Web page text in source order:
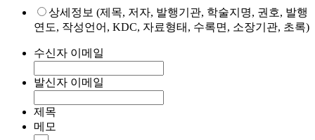
상세정보 (제목, 저자, 발행기관, 학술지명, 권호, 발행
연도, 작성언어, KDC, 자료형태, 수록면, 소장기관, 초록)
수신자 이메일
발신자 이메일
제목
메모